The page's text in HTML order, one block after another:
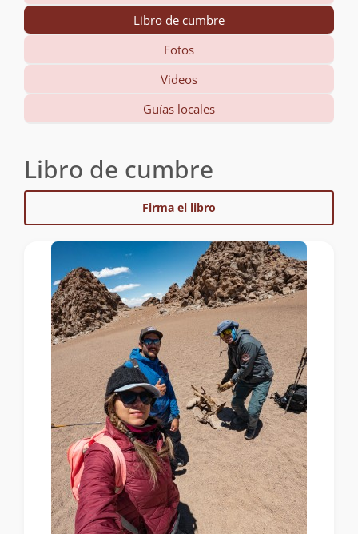
Libro de cumbre
Fotos
Videos
Guías locales
Libro de cumbre
Firma el libro